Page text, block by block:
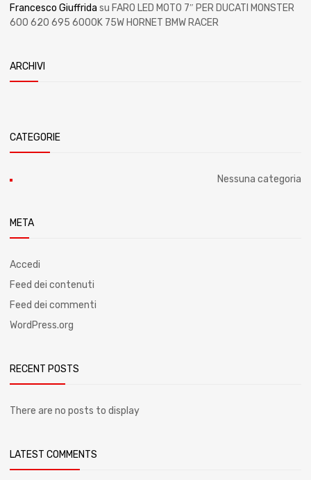
Francesco Giuffrida su FARO LED MOTO 7″ PER DUCATI MONSTER
600 620 695 6000K 75W HORNET BMW RACER
ARCHIVI
CATEGORIE
Nessuna categoria
META
Accedi
Feed dei contenuti
Feed dei commenti
WordPress.org
RECENT POSTS
There are no posts to display
LATEST COMMENTS